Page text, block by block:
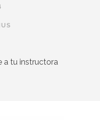
a tu instructora